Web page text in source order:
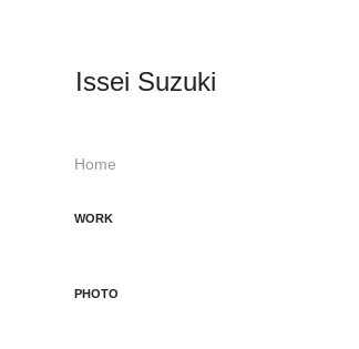
Issei Suzuki
Home
WORK
PHOTO